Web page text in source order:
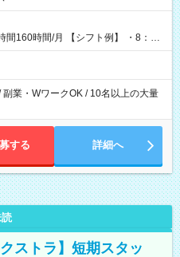
シフト例】 ・8：00
業・WワークOK / 10名以上の大量
する 詳細へ
ストラ】短期スタッ